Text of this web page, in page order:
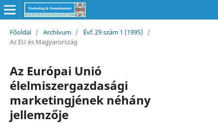
Főoldal / Archívum / Évf. 29 szám 1 (1995)
/
Az EU és Magyarország
Az Európai Unió
élelmiszergazdasági
marketingjének néhány
jellemzője